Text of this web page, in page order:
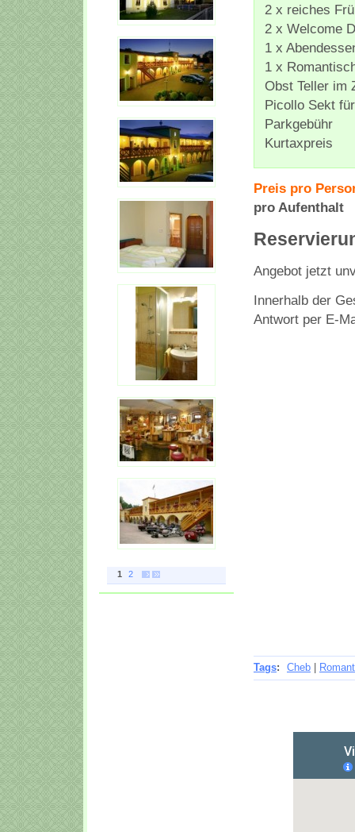
2 x reiches
2 x Welcome
1 x
1 x
Obst Teller im
Picollo Sekt
Parkgebühr
Kurtaxpreis
Preis pro
pro Aufenthalt
Angebot jetzt
Innerhalb der
Antwort per E-
Tags: Cheb
1 2